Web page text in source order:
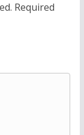
Required